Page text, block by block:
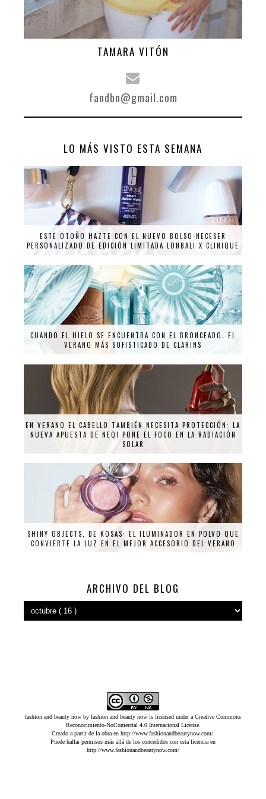
TAMARA VITÓN
fandbn@gmail.com
LO MÁS VISTO ESTA SEMANA
ESTE OTOÑO HAZTE CON EL NUEVO BOLSO-NECESER
PERSONALIZADO DE EDICIÓN LIMITADA LONBALI X CLINIQUE
CUANDO EL HIELO SE ENCUENTRA CON EL BRONCEADO: EL
VERANO MÁS SOFISTICADO DE CLARINS
EN VERANO EL CABELLO TAMBIÉN NECESITA PROTECCIÓN: LA
NUEVA APUESTA DE NEQI PONE EL FOCO EN LA RADIACIÓN
SOLAR
SHINY OBJECTS, DE KOSAS: EL ILUMINADOR EN POLVO QUE
CONVIERTE LA LUZ EN EL MEJOR ACCESORIO DEL VERANO
ARCHIVO DEL BLOG
fashion and beauty now by fashion and beauty now is licensed under a Creative Commons
Reconocimiento-NoComercial 4.0 Internacional License.
Creado a partir de la obra en http://www.fashionandbeautynow.com/.
Puede hallar permisos más allá de los concedidos con esta licencia en
http://www.fashionandbeautynow.com/